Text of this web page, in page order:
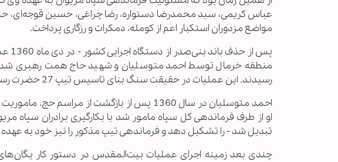
عباس کریمی، سید محمدرضا دستواره، رضا چراغی، حسین قوجه‌ای،
مواضع مزدوران استکبار اعم از کومله، دمکرات و رزگاری پرداخت.
پس
منطقه خرمال توسط احمد متوسلیان و شهید حاج همت رهبری شد که
رسیدند. این عملیات در حقیقت سنگ بنای تاسیس تیپ 27 حضرت رسول(ص) به شمار می‌رود.
احمد متوسلیان در سال 1360 پس از بازگشت از
او از طرف فرماندهی کل سپاه مامور شد با بکارگیری برادران سپاه
تبدیل شد - را تشکیل دهد و فرماندهی تیپ مذکور را نیز خود به عهده
چندی بعد زمینه اجرای عملیات بیت‌المقدس در دستور کار